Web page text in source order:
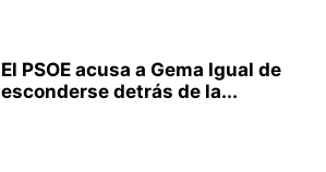
El PSOE acusa a Gema Igual de
esconderse detrás de la...